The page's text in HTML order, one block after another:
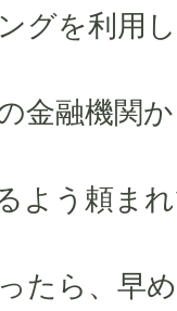
グを利用
金融機関
よう頼ま
たら、早